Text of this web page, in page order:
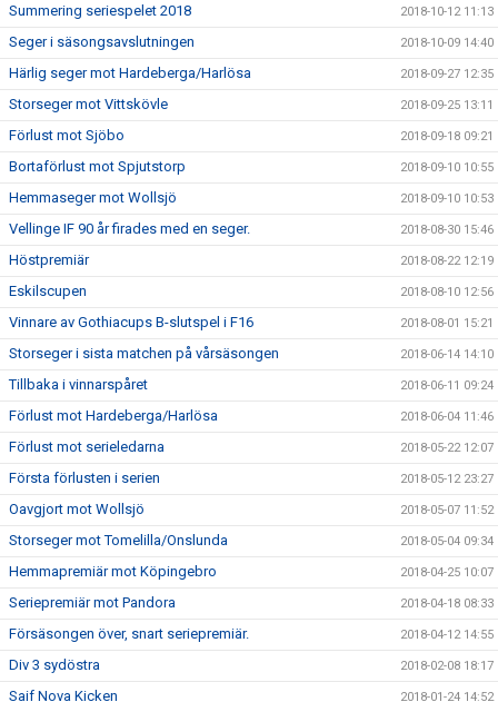
Summering seriespelet 2018 2018-10-12 11:13
Seger i säsongsavslutningen 2018-10-09 14:40
Härlig seger mot Hardeberga/Harlösa 2018-09-27 12:35
Storseger mot Vittskövle 2018-09-25 13:11
Förlust mot Sjöbo 2018-09-18 09:21
Bortaförlust mot Spjutstorp 2018-09-10 10:55
Hemmaseger mot Wollsjö 2018-09-10 10:53
Vellinge IF 90 år firades med en seger. 2018-08-30 15:46
Höstpremiär 2018-08-22 12:19
Eskilscupen 2018-08-10 12:56
Vinnare av Gothiacups B-slutspel i F16 2018-08-01 15:21
Storseger i sista matchen på vårsäsongen 2018-06-14 14:10
Tillbaka i vinnarspåret 2018-06-11 09:24
Förlust mot Hardeberga/Harlösa 2018-06-04 11:46
Förlust mot serieledarna 2018-05-22 12:07
Första förlusten i serien 2018-05-12 23:27
Oavgjort mot Wollsjö 2018-05-07 11:52
Storseger mot Tomelilla/Onslunda 2018-05-04 09:34
Hemmapremiär mot Köpingebro 2018-04-25 10:07
Seriepremiär mot Pandora 2018-04-18 08:33
Försäsongen över, snart seriepremiär. 2018-04-12 14:55
Div 3 sydöstra 2018-02-08 18:17
Saif Nova Kicken 2018-01-24 14:52